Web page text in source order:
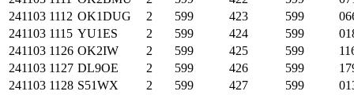
241103 1112 OK1DUG 2 599 423 599
241103 1115 YU1ES 2 599 424 599
241103 1126 OK2IW 2 599 425 599
241103 1127 DL9OE 2 599 426 599
241103 1128 S51WX 2 599 427 599